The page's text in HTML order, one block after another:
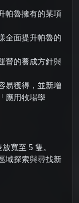
帕魯擁有的某項
全面提升帕魯的
營的養成方針與
易獲得，並新增
應用牧場學
寬至 5 隻。
域探索與尋找新